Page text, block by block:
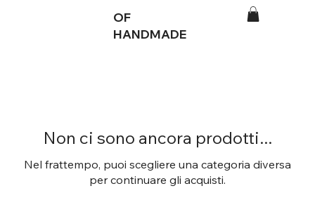
OF
HANDMADE
Non ci sono ancora prodotti...
Nel frattempo, puoi scegliere una categoria diversa
per continuare gli acquisti.